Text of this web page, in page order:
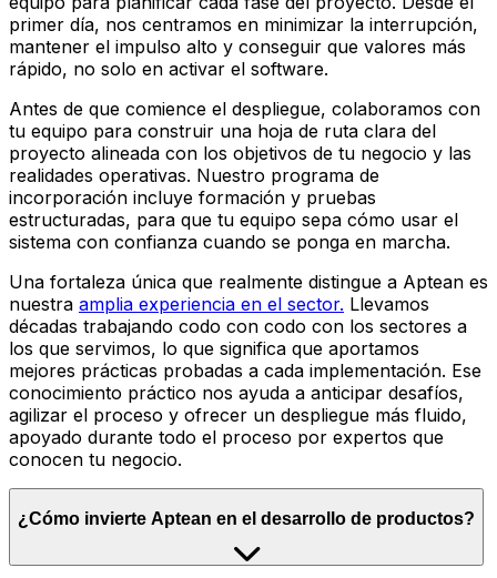
primer día, nos centramos en minimizar la interrupción,
mantener el impulso alto y conseguir que valores más
rápido, no solo en activar el software.
Antes de que comience el despliegue, colaboramos con
tu equipo para construir una hoja de ruta clara del
proyecto alineada con los objetivos de tu negocio y las
realidades operativas. Nuestro programa de
incorporación incluye formación y pruebas
estructuradas, para que tu equipo sepa cómo usar el
sistema con confianza cuando se ponga en marcha.
Una fortaleza única que realmente distingue a Aptean es
nuestra amplia experiencia en el sector. Llevamos
décadas trabajando codo con codo con los sectores a
los que servimos, lo que significa que aportamos
mejores prácticas probadas a cada implementación. Ese
conocimiento práctico nos ayuda a anticipar desafíos,
agilizar el proceso y ofrecer un despliegue más fluido,
apoyado durante todo el proceso por expertos que
conocen tu negocio.
¿Cómo invierte Aptean en el desarrollo de productos?